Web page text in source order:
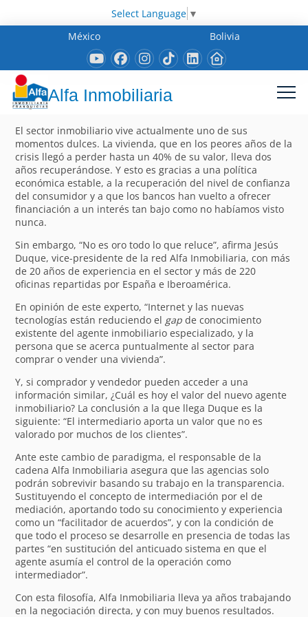
Select Language ▼
México
Bolivia
Alfa Inmobiliaria
El sector inmobiliario vive actualmente uno de sus
momentos dulces. La vivienda, que en los peores años de la
crisis llegó a perder hasta un 40% de su valor, lleva dos
años recuperándose. Y esto es gracias a una política
económica estable, a la recuperación del nivel de confianza
del consumidor y a que los bancos han vuelto a ofrecer
financiación a un interés tan bajo como no habíamos visto
nunca.
Sin embargo, “No es oro todo lo que reluce”, afirma Jesús
Duque, vice-presidente de la red Alfa Inmobiliaria, con más
de 20 años de experiencia en el sector y más de 220
oficinas repartidas por España e Iberoamérica.
En opinión de este experto, “Internet y las nuevas
tecnologías están reduciendo el gap de conocimiento
existente del agente inmobiliario especializado, y la
persona que se acerca puntualmente al sector para
comprar o vender una vivienda”.
Y, si comprador y vendedor pueden acceder a una
información similar, ¿Cuál es hoy el valor del nuevo agente
inmobiliario? La conclusión a la que llega Duque es la
siguiente: “El intermediario aporta un valor que no es
valorado por muchos de los clientes”.
Ante este cambio de paradigma, el responsable de la
cadena Alfa Inmobiliaria asegura que las agencias solo
podrán sobrevivir basando su trabajo en la transparencia.
Sustituyendo el concepto de intermediación por el de
mediación, aportando todo su conocimiento y experiencia
como un “facilitador de acuerdos”, y con la condición de
que todo el proceso se desarrolle en presencia de todas las
partes “en sustitución del anticuado sistema en que el
agente asumía el control de la operación como
intermediador”.
Con esta filosofía, Alfa Inmobiliaria lleva ya años trabajando
en la negociación directa, y con muy buenos resultados.